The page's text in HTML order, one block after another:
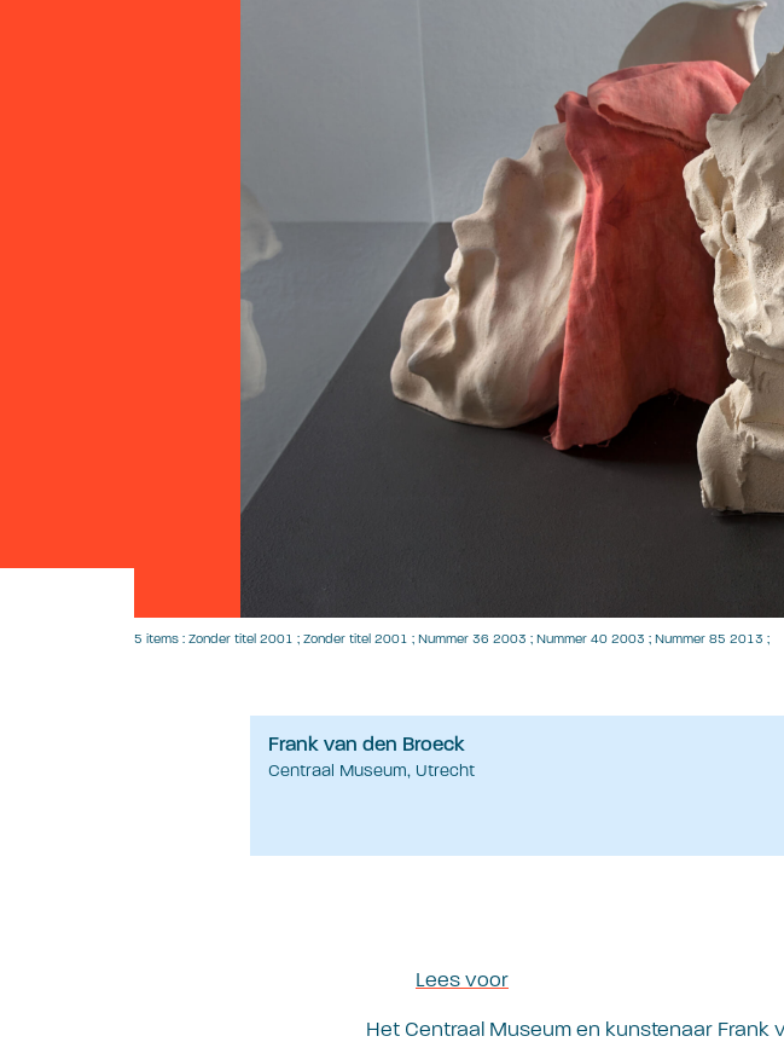
5 items : Zonder titel 2001 ; Zonder titel 2001 ; Nummer 36 2003 ; Nummer 40 2003 ; Nummer 85 2013 ;
Frank van den Broeck
Centraal Museum, Utrecht
Lees voor
Het Centraal Museum en kunstenaar